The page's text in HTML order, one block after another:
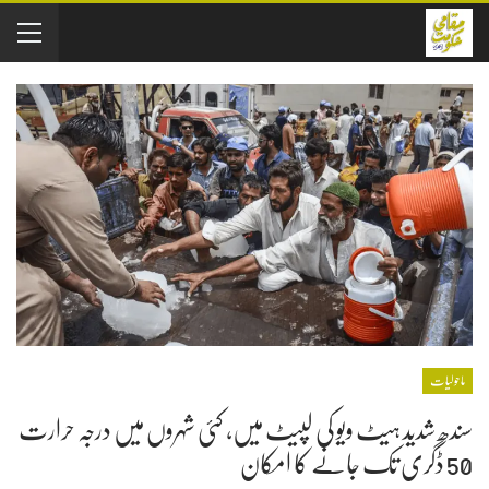
ماحولیات
سندھ شدید ہیٹ ویو کی لپیٹ میں، کئی شہروں میں درجہ حرارت
50 ڈگری تک جانے کا امکان